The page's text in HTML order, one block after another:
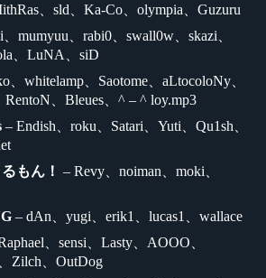
、sld、Ka-Co、olympia、Guzuru
mumyuu、rabi0、swall0w、skazi、
、LuNA、siD
、whitelamp、Saotome、aLtocoloNy、
、Bleues、^ – ^ loy.mp3
– Endish、roku、Satari、Yuti、Qu1sh、
もん！ – Revy、noiman、moki、
– dAn、yugi、erik1、lucas1、wallace
、sensi、Lasty、AOOO、
Zilch、OutDog